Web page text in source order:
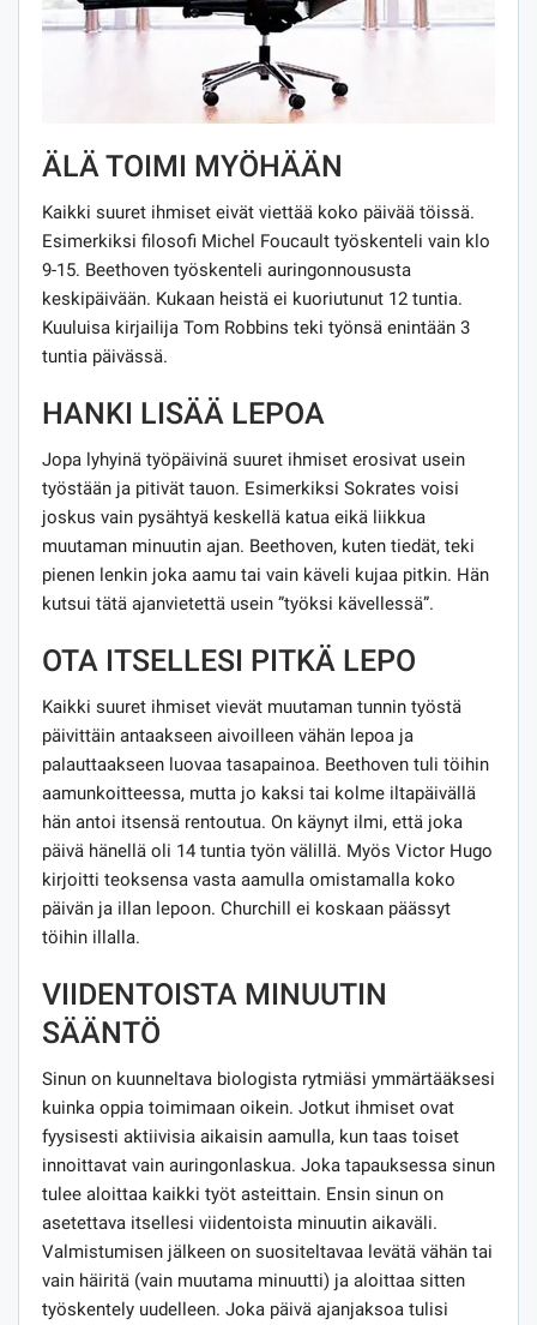
ÄLÄ TOIMI MYÖHÄÄN
Kaikki suuret ihmiset eivät viettää koko päivää töissä.
Esimerkiksi filosofi Michel Foucault työskenteli vain klo
9-15. Beethoven työskenteli auringonnoususta
keskipäivään. Kukaan heistä ei kuoriutunut 12 tuntia.
Kuuluisa kirjailija Tom Robbins teki työnsä enintään 3
tuntia päivässä.
HANKI LISÄÄ LEPOA
Jopa lyhyinä työpäivinä suuret ihmiset erosivat usein
työstään ja pitivät tauon. Esimerkiksi Sokrates voisi
joskus vain pysähtyä keskellä katua eikä liikkua
muutaman minuutin ajan. Beethoven, kuten tiedät, teki
pienen lenkin joka aamu tai vain käveli kujaa pitkin. Hän
kutsui tätä ajanvietettä usein ”työksi kävellessä”.
OTA ITSELLESI PITKÄ LEPO
Kaikki suuret ihmiset vievät muutaman tunnin työstä
päivittäin antaakseen aivoilleen vähän lepoa ja
palauttaakseen luovaa tasapainoa. Beethoven tuli töihin
aamunkoitteessa, mutta jo kaksi tai kolme iltapäivällä
hän antoi itsensä rentoutua. On käynyt ilmi, että joka
päivä hänellä oli 14 tuntia työn välillä. Myös Victor Hugo
kirjoitti teoksensa vasta aamulla omistamalla koko
päivän ja illan lepoon. Churchill ei koskaan päässyt
töihin illalla.
VIIDENTOISTA MINUUTIN
SÄÄNTÖ
Sinun on kuunneltava biologista rytmiäsi ymmärtääksesi
kuinka oppia toimimaan oikein. Jotkut ihmiset ovat
fyysisesti aktiivisia aikaisin aamulla, kun taas toiset
innoittavat vain auringonlaskua. Joka tapauksessa sinun
tulee aloittaa kaikki työt asteittain. Ensin sinun on
asetettava itsellesi viidentoista minuutin aikaväli.
Valmistumisen jälkeen on suositeltavaa levätä vähän tai
vain häiritä (vain muutama minuutti) ja aloittaa sitten
työskentely uudelleen. Joka päivä ajanjaksoa tulisi